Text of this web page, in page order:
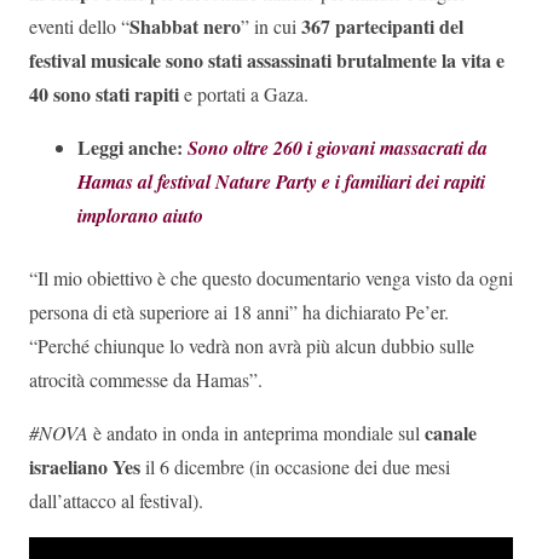
eventi dello “Shabbat nero” in cui367 partecipanti del
festival musicale sono stati assassinati brutalmente la vita e
40 sono stati rapitie portati a Gaza.
Leggi anche: Sono oltre 260 i giovani massacrati da
Hamas al festival Nature Party e i familiari dei rapiti
implorano aiuto
“Il mio obiettivo è che questo documentario venga visto da ogni
persona di età superiore ai 18 anni” ha dichiarato Pe’er.
“Perché chiunque lo vedrà non avrà più alcun dubbio sulle
atrocità commesse da Hamas”.
#NOVA è andato in onda in anteprima mondiale sulcanale
israeliano Yesil 6 dicembre (in occasione dei due mesi
dall’attacco al festival).